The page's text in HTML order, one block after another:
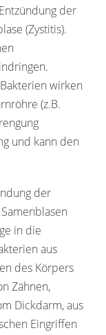
der
(Zystitis).
wirken
(z.B.
und kann den
der
in die
aus
des Körpers
Zähnen,
Dickdarm, aus
Eingriffen